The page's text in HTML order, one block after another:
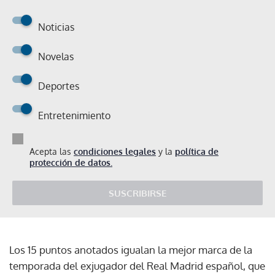
Noticias
Novelas
Deportes
Entretenimiento
Acepta las condiciones legales y la política de
protección de datos.
SUSCRIBIRSE
Los 15 puntos anotados igualan la mejor marca de la
temporada del exjugador del Real Madrid español, que